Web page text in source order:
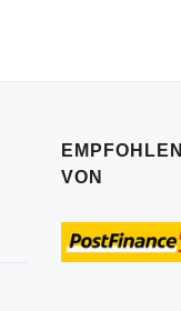
EMPFOHLEN
VON